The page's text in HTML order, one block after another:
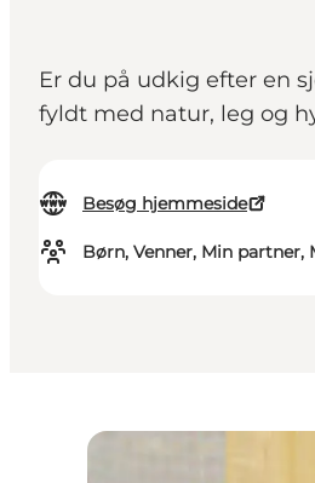
Er du på udkig efter en
fyldt med natur, leg og
Besøg hjemmeside
Børn, Venner, Min